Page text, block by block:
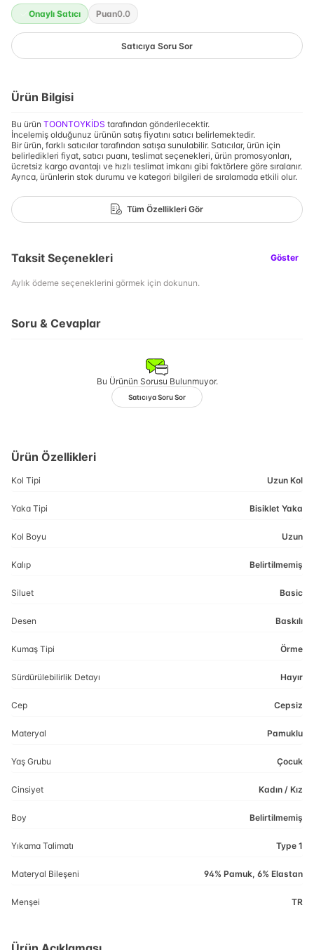
Onaylı Satıcı Puan0.0
Satıcıya Soru Sor
Ürün Bilgisi
Bu ürün TOONTOYKİDS tarafından gönderilecektir.
İncelemiş olduğunuz ürünün satış fiyatını satıcı belirlemektedir.
Bir ürün, farklı satıcılar tarafından satışa sunulabilir. Satıcılar, ürün için
belirledikleri fiyat, satıcı puanı, teslimat seçenekleri, ürün promosyonları,
ücretsiz kargo avantajı ve hızlı teslimat imkanı gibi faktörlere göre sıralanır.
Ayrıca, ürünlerin stok durumu ve kategori bilgileri de sıralamada etkili olur.
Tüm Özellikleri Gör
Taksit Seçenekleri Göster
Aylık ödeme seçeneklerini görmek için dokunun.
Soru & Cevaplar
Bu Ürünün Sorusu Bulunmuyor.
Satıcıya Soru Sor
Ürün Özellikleri
Kol Tipi Uzun Kol
Yaka Tipi Bisiklet Yaka
Kol Boyu Uzun
Kalıp Belirtilmemiş
Siluet Basic
Desen Baskılı
Kumaş Tipi Örme
Sürdürülebilirlik Detayı Hayır
Cep Cepsiz
Materyal Pamuklu
Yaş Grubu Çocuk
Cinsiyet Kadın / Kız
Boy Belirtilmemiş
Yıkama Talimatı Type 1
Materyal Bileşeni 94% Pamuk, 6% Elastan
Menşei TR